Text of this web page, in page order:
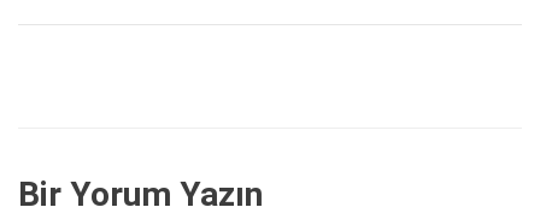
Bir Yorum Yazın